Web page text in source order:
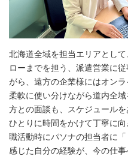
北海道全域を担当エリアとし
ローまでを担う、派遣営業に
がら、遠方の企業様にはオン
柔軟に使い分けながら道内全
方との面談も、スケジュール
ひとりに時間をかけて丁寧に
職活動時にパソナの担当者に
感じた自分の経験が、今の仕